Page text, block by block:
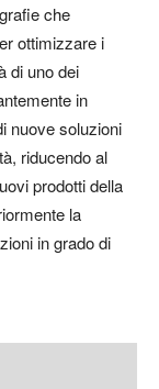
che
ottimizzare i
di uno dei
in
nuove soluzioni
riducendo al
prodotti della
la
in grado di